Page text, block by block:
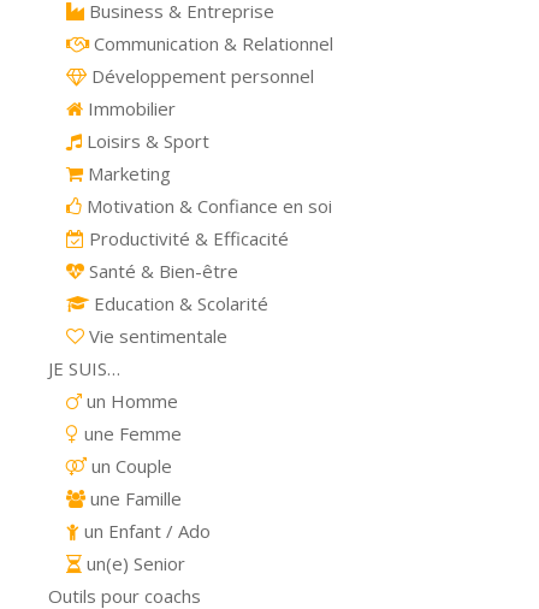
Business & Entreprise
Communication & Relationnel
Développement personnel
Immobilier
Loisirs & Sport
Marketing
Motivation & Confiance en soi
Productivité & Efficacité
Santé & Bien-être
Education & Scolarité
Vie sentimentale
JE SUIS…
un Homme
une Femme
un Couple
une Famille
un Enfant / Ado
un(e) Senior
Outils pour coachs